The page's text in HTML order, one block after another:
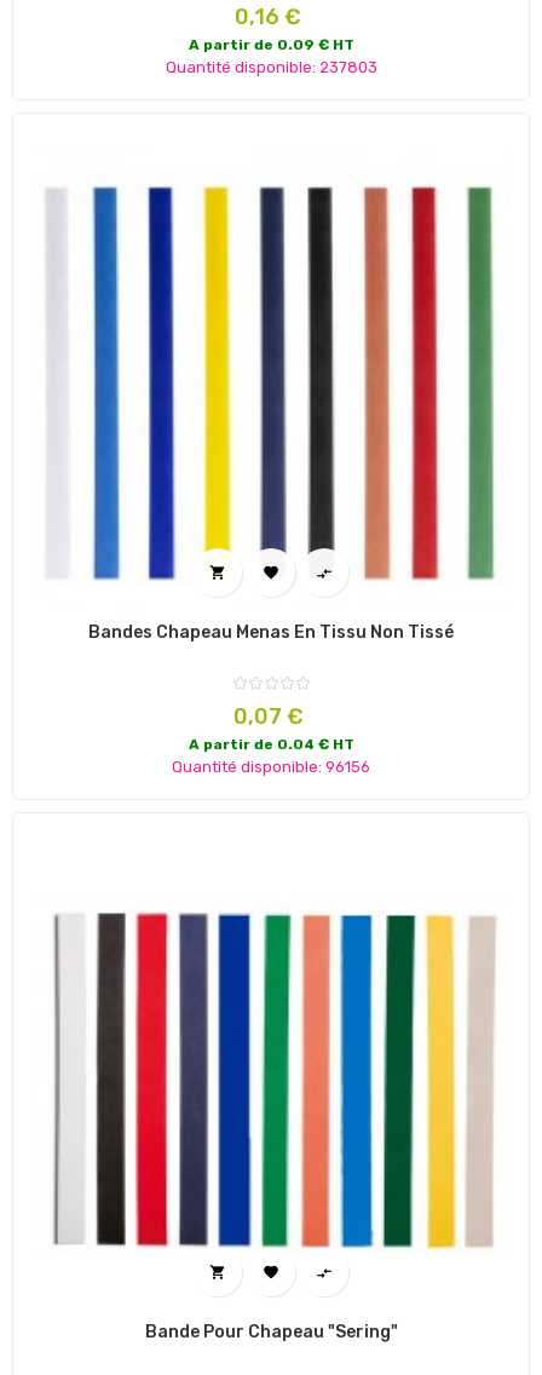
Prix
0,16 €
A partir de 0.09 € HT
Quantité disponible: 237803
  
Bandes Chapeau Menas En Tissu Non Tissé
Prix
0,07 €
A partir de 0.04 € HT
Quantité disponible: 96156
  
Bande Pour Chapeau "Sering"